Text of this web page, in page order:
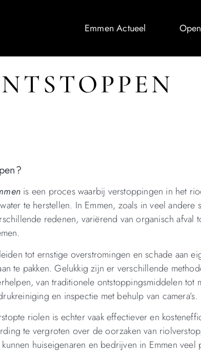
Emmen Actueel
is een proces waarbij verstoppingen in het
te herstellen. In Emmen, zoals in veel andere
redenen, variërend van organisch afval
tot ernstige overstromingen en schade aan
te pakken. Gelukkig zijn er verschillende
van traditionele ontstoppingsmiddelen tot
en inspectie met behulp van camera’s.
riolen is echter vaak effectiever en
te vergroten over de oorzaken van
huiseigenaren en bedrijven in Emmen